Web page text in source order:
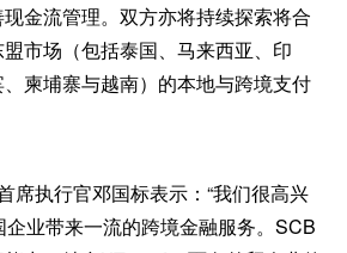
金流管理。双方亦将持续探索将合
市场（包括泰国、马来西亚、印
柬埔寨与越南）的本地与跨境支付
席执行官邓国标表示：“我们很高兴
业带来一流的跨境金融服务。SCB